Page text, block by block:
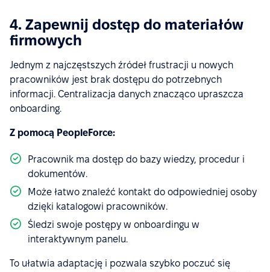
4. Zapewnij dostęp do materiałów
firmowych
Jednym z najczęstszych źródeł frustracji u nowych
pracowników jest brak dostępu do potrzebnych
informacji. Centralizacja danych znacząco upraszcza
onboarding.
Z pomocą PeopleForce:
Pracownik ma dostęp do bazy wiedzy, procedur i
dokumentów.
Może łatwo znaleźć kontakt do odpowiedniej osoby
dzięki katalogowi pracowników.
Śledzi swoje postępy w onboardingu w
interaktywnym panelu.
To ułatwia adaptację i pozwala szybko poczuć się